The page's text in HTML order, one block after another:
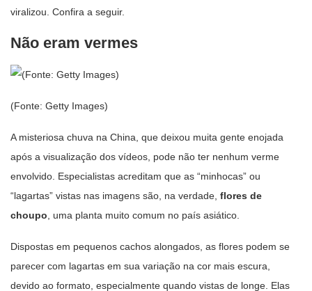
viralizou. Confira a seguir.
Não eram vermes
(Fonte: Getty Images)
A misteriosa chuva na China, que deixou muita gente enojada
após a visualização dos vídeos, pode não ter nenhum verme
envolvido. Especialistas acreditam que as “minhocas” ou
“lagartas” vistas nas imagens são, na verdade, flores de
choupo, uma planta muito comum no país asiático.
Dispostas em pequenos cachos alongados, as flores podem se
parecer com lagartas em sua variação na cor mais escura,
devido ao formato, especialmente quando vistas de longe. Elas